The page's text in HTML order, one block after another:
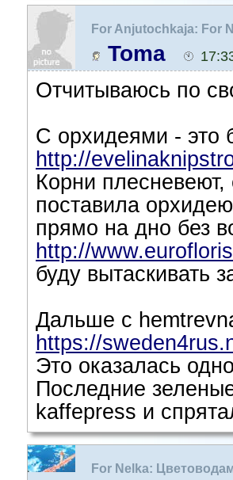
For Anjutochkaja: For
Toma
Отчитываюсь по
С орхидеями - это
http://
Корни плесневеют,
поставила
прямо на дно без
http://
буду вытаскивать
Дальше с
https://
Это оказалась
Последние
kaffepress и
For Nelka: